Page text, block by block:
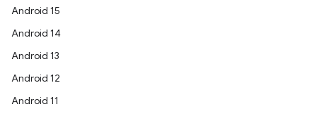
Android 15
Android 14
Android 13
Android 12
Android 11